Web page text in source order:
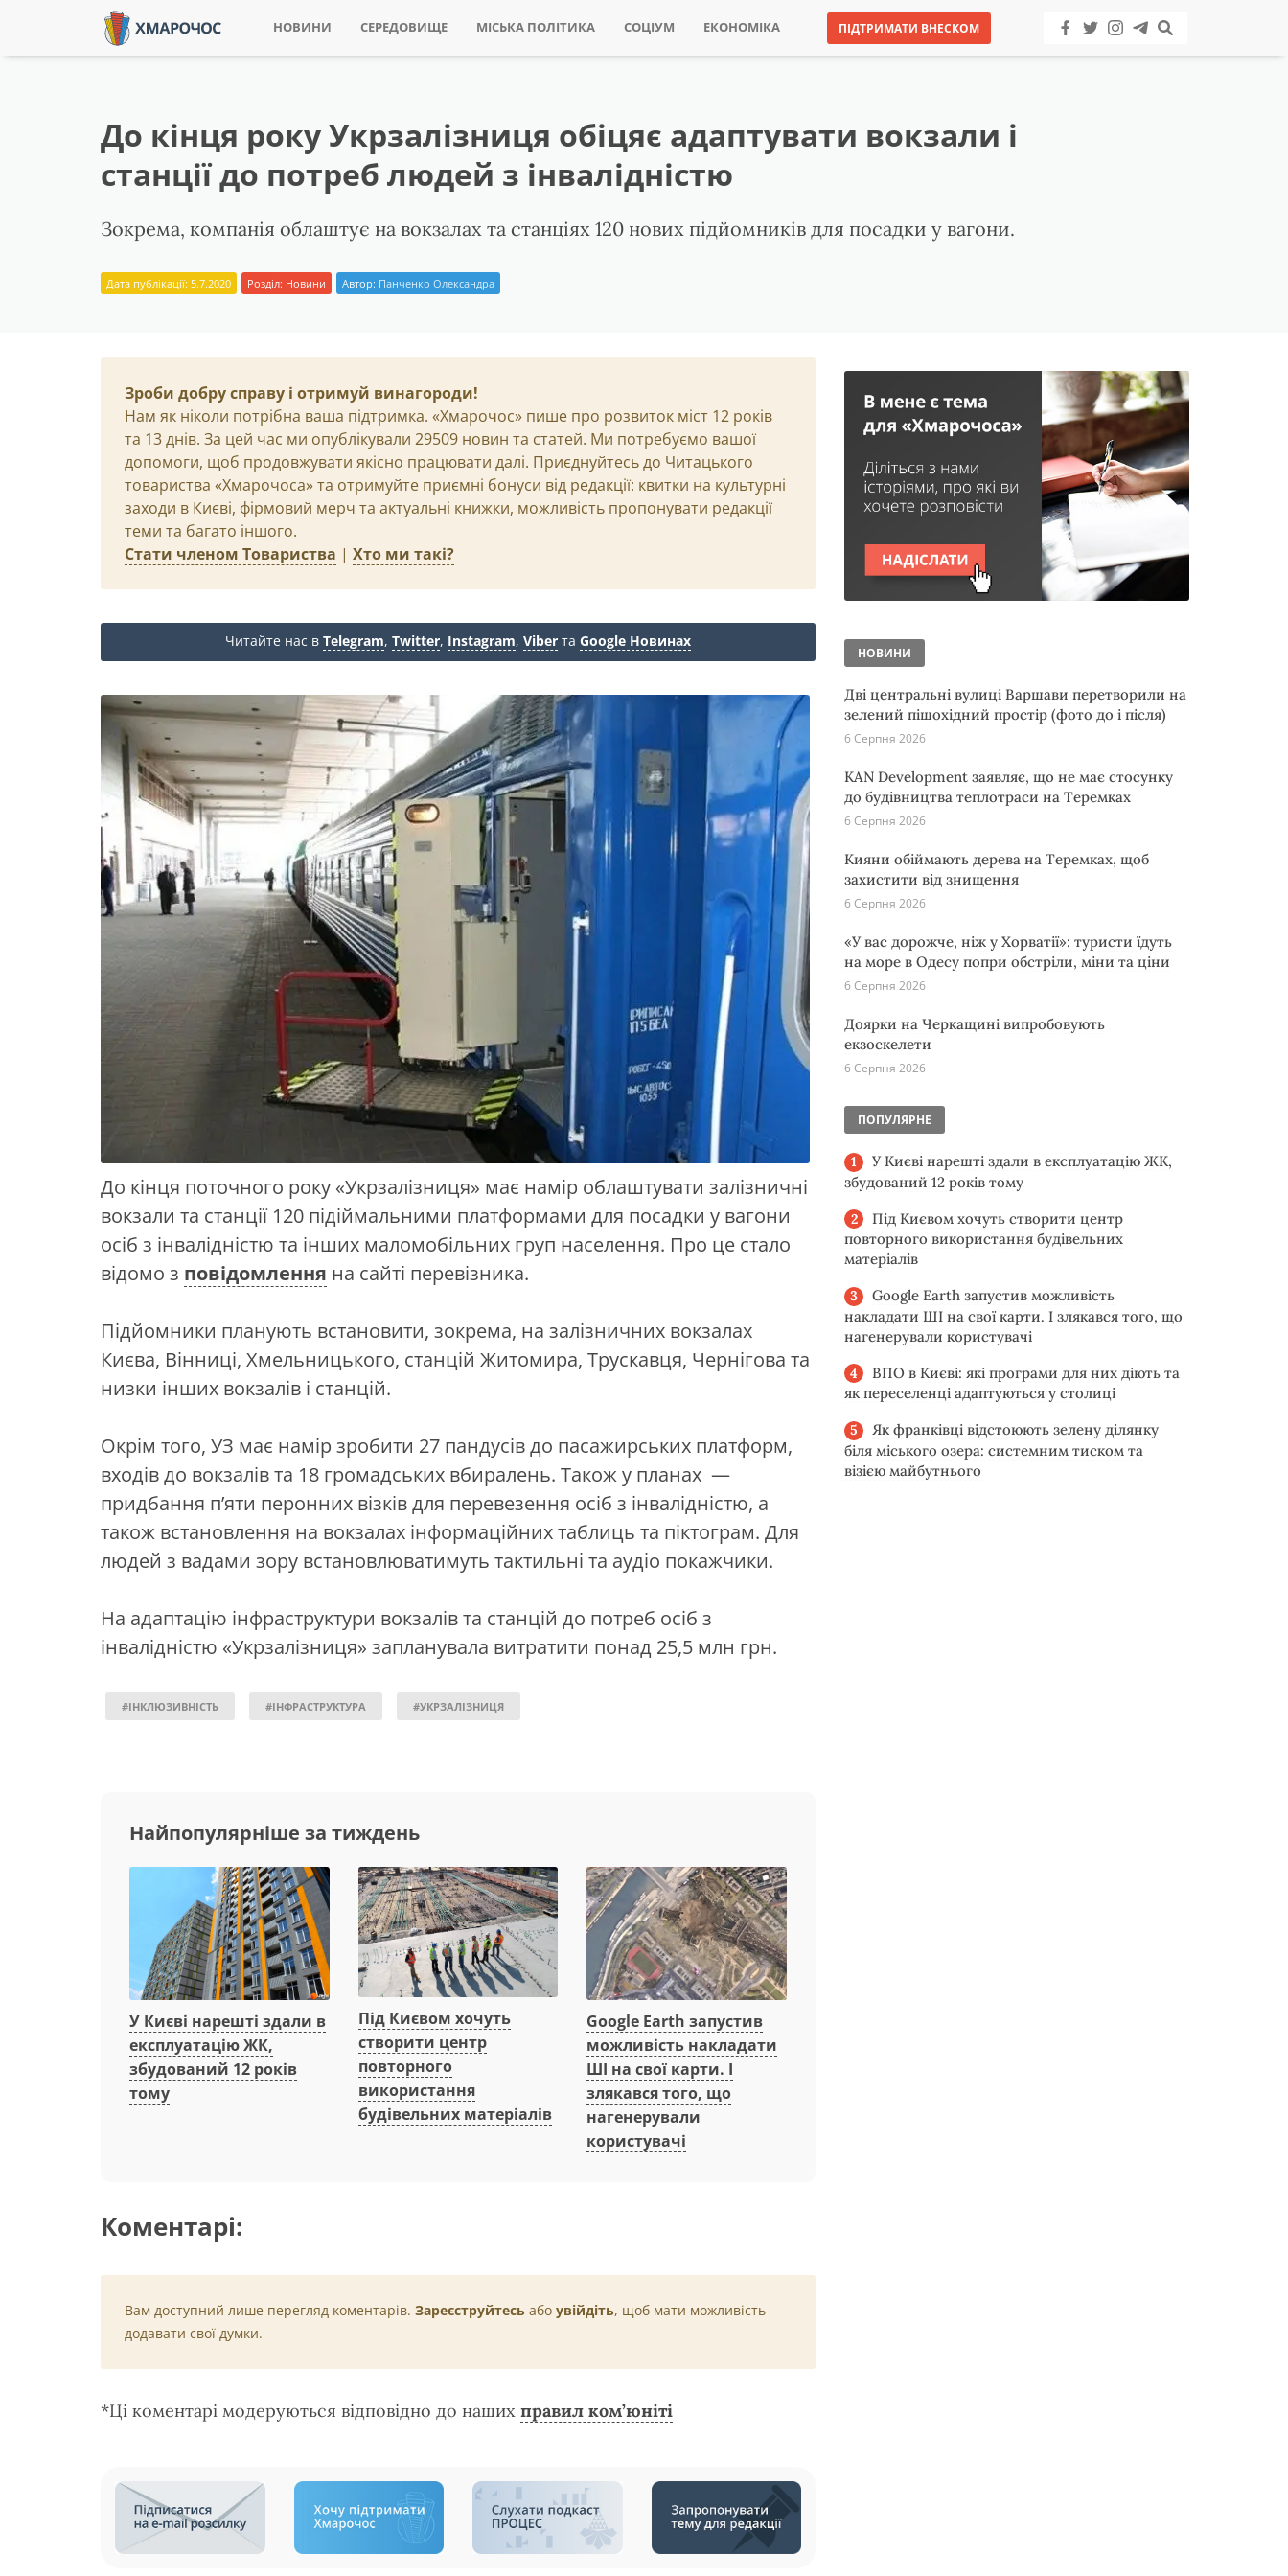
НОВИНИ СЕРЕДОВИЩЕ МІСЬКА ПОЛІТИКА СОЦІУМ ЕКОНОМІКА ПІДТРИМАТИ ВНЕСКОМ
До кінця року Укрзалізниця обіцяє адаптувати вокзали і
станції до потреб людей з інвалідністю
Зокрема, компанія облаштує на вокзалах та станціях 120 нових підйомників для посадки у вагони.
Дата публікації: 5.7.2020 Розділ: Новини Автор: Панченко Олександра
Зроби добру справу і отримуй винагороди!
Нам як ніколи потрібна ваша підтримка. «Хмарочос» пише про розвиток міст 12 років
та 13 днів. За цей час ми опублікували 29509 новин та статей. Ми потребуємо вашої
допомоги, щоб продовжувати якісно працювати далі. Приєднуйтесь до Читацького
товариства «Хмарочоса» та отримуйте приємні бонуси від редакції: квитки на культурні
заходи в Києві, фірмовий мерч та актуальні книжки, можливість пропонувати редакції
теми та багато іншого.
Стати членом Товариства | Хто ми такі?
Читайте нас в Telegram, Twitter, Instagram, Viber та Google Новинах
До кінця поточного року «Укрзалізниця» має намір облаштувати залізничні
вокзали та станції 120 підіймальними платформами для посадки у вагони
осіб з інвалідністю та інших маломобільних груп населення. Про це стало
відомо з повідомлення на сайті перевізника.
Підйомники планують встановити, зокрема, на залізничних вокзалах
Києва, Вінниці, Хмельницького, станцій Житомира, Трускавця, Чернігова та
низки інших вокзалів і станцій.
Окрім того, УЗ має намір зробити 27 пандусів до пасажирських платформ,
входів до вокзалів та 18 громадських вбиралень. Також у планах —
придбання п’яти перонних візків для перевезення осіб з інвалідністю, а
також встановлення на вокзалах інформаційних таблиць та піктограм. Для
людей з вадами зору встановлюватимуть тактильні та аудіо покажчики.
На адаптацію інфраструктури вокзалів та станцій до потреб осіб з
інвалідністю «Укрзалізниця» запланувала витратити понад 25,5 млн грн.
#ІНКЛЮЗИВНІСТЬ #ІНФРАСТРУКТУРА #УКРЗАЛІЗНИЦЯ
Найпопулярніше за тиждень
У Києві нарешті здали в
експлуатацію ЖК,
збудований 12 років
тому
Під Києвом хочуть
створити центр
повторного
використання
будівельних матеріалів
Google Earth запустив
можливість накладати
ШІ на свої карти. І
злякався того, що
нагенерували
користувачі
Коментарі:
Вам доступний лише перегляд коментарів. Зареєструйтесь або увійдіть, щоб мати можливість
додавати свої думки.
*Ці коментарі модеруються відповідно до наших правил ком’юніті
НОВИНИ
Дві центральні вулиці Варшави перетворили на
зелений пішохідний простір (фото до і після)
6 Серпня 2026
KAN Development заявляє, що не має стосунку
до будівництва теплотраси на Теремках
6 Серпня 2026
Кияни обіймають дерева на Теремках, щоб
захистити від знищення
6 Серпня 2026
«У вас дорожче, ніж у Хорватії»: туристи їдуть
на море в Одесу попри обстріли, міни та ціни
6 Серпня 2026
Доярки на Черкащині випробовують
екзоскелети
6 Серпня 2026
ПОПУЛЯРНЕ
У Києві нарешті здали в експлуатацію ЖК,
збудований 12 років тому
Під Києвом хочуть створити центр
повторного використання будівельних
матеріалів
Google Earth запустив можливість
накладати ШІ на свої карти. І злякався того, що
нагенерували користувачі
ВПО в Києві: які програми для них діють та
як переселенці адаптуються у столиці
Як франківці відстоюють зелену ділянку
біля міського озера: системним тиском та
візією майбутнього